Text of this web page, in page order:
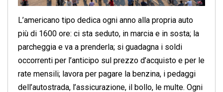
L’americano tipo dedica ogni anno alla propria auto
più di 1600 ore: ci sta seduto, in marcia e in sosta; la
parcheggia e va a prenderla; si guadagna i soldi
occorrenti per l’anticipo sul prezzo d’acquisto e per le
rate mensili; lavora per pagare la benzina, i pedaggi
dell’autostrada, l’assicurazione, il bollo, le multe. Ogni